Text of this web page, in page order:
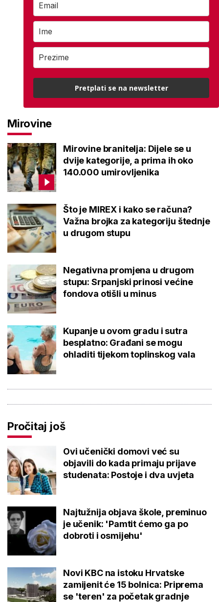
Mirovine
Mirovine branitelja: Dijele se u
dvije kategorije, a prima ih oko
140.000 umirovljenika
Što je MIREX i kako se računa?
Važna brojka za kategoriju štednje
u drugom stupu
Negativna promjena u drugom
stupu: Srpanjski prinosi većine
fondova otišli u minus
Kupanje u ovom gradu i sutra
besplatno: Građani se mogu
ohladiti tijekom toplinskog vala
Pročitaj još
Ovi učenički domovi već su
objavili do kada primaju prijave
studenata: Postoje i dva uvjeta
Najtužnija objava škole, preminuo
je učenik: 'Pamtit ćemo ga po
dobroti i osmijehu'
Novi KBC na istoku Hrvatske
zamijenit će 15 bolnica: Priprema
se 'teren' za početak gradnje
Pretplati se na newsletter